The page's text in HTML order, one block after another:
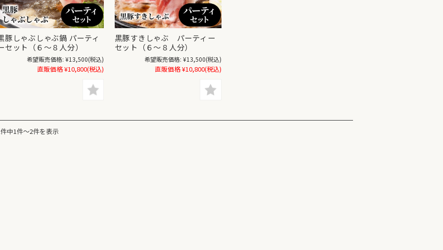
豚しゃぶしゃぶ鍋 パーティ
セット（６〜８人分）
希望販売価格: ¥13,500(税込)
直販価格¥10,800(税込)
黒豚すきしゃぶ パーティー
セット（６〜８人分）
希望販売価格: ¥13,500(税込)
直販価格¥10,800(税込)
中1件〜2件を表示